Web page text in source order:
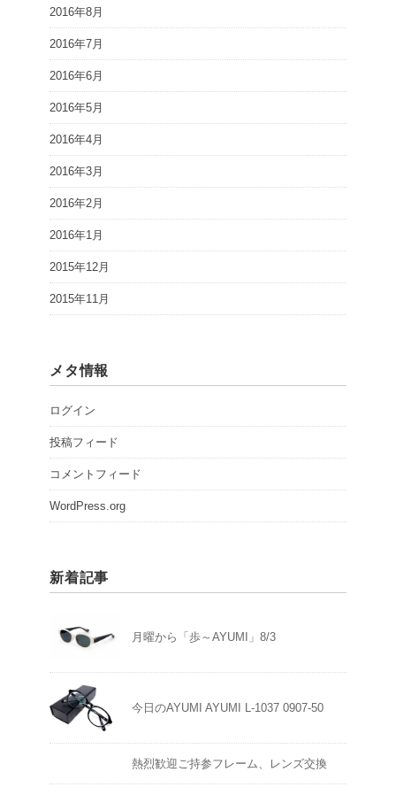
2016年8月
2016年7月
2016年6月
2016年5月
2016年4月
2016年3月
2016年2月
2016年1月
2015年12月
2015年11月
メタ情報
ログイン
投稿フィード
コメントフィード
WordPress.org
新着記事
月曜から「歩～AYUMI」8/3
今日のAYUMI AYUMI L-1037 0907-50
熱烈歓迎ご持参フレーム、レンズ交換